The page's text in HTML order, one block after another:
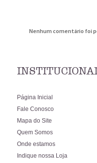
Nenhum comentário foi
Página Inicial
Fale Conosco
Mapa do Site
Quem Somos
Onde estamos
Indique nossa Loja